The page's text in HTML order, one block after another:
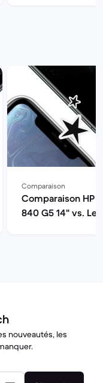
Comparaison
Comparaison HP
840 G5 14" vs.
nouveautés, les